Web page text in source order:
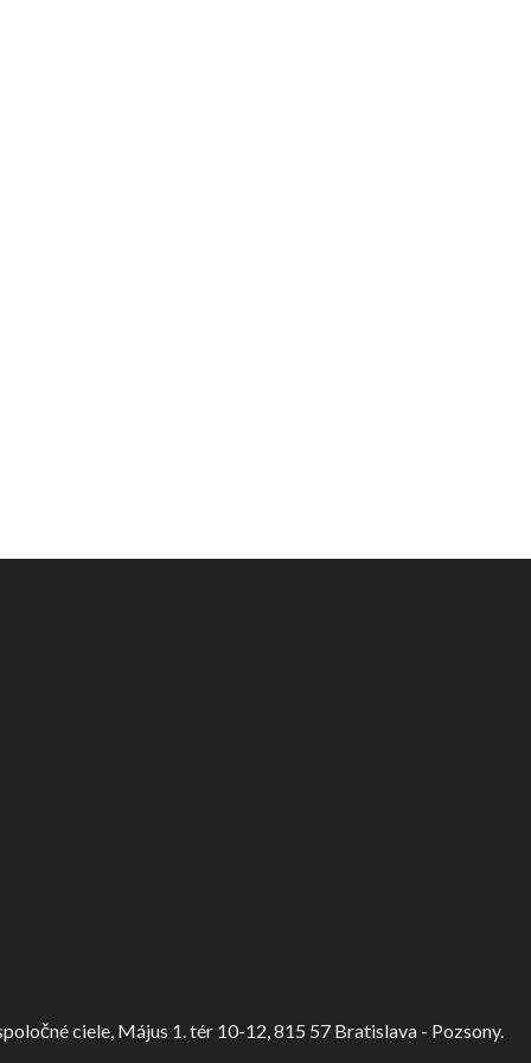
ciele, Május 1. tér 10-12, 815 57 Bratislava - Pozsony.